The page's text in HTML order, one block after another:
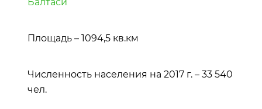
Площадь – 1094,5 кв.км
Численность населения на 2017 г. – 33 540
чел.